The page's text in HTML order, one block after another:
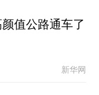
值公路通车了
新华网